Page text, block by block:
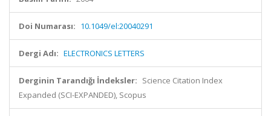
Doi Numarası: 10.1049/el:20040291
Dergi Adı: ELECTRONICS LETTERS
Derginin Tarandığı İndeksler: Science Citation Index
Expanded (SCI-EXPANDED), Scopus